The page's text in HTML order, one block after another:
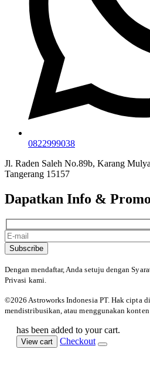
0822999038
Jl. Raden Saleh No.89b, Karang
Tangerang 15157
Dapatkan Info &
Subscribe
Dengan mendaftar, Anda setuju dengan
Privasi kami.
©️2026 Astroworks Indonesia PT. Hak cipta
mendistribusikan, atau menggunakan
has been added to your cart.
View cart Checkout